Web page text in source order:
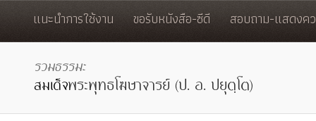
แนะนำการใช้งาน ขอรับหนังสือ-ซีดี สอบถาม-แสดงค